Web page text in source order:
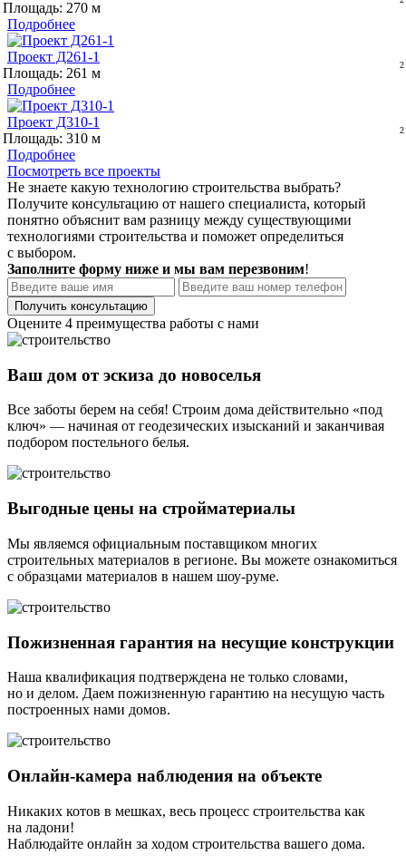
Площадь: 270
Подробнее
Проект Д261-1
Площадь: 261
Подробнее
Проект Д310-1
Площадь: 310
Подробнее
Посмотреть все проекты
Не знаете какую технологию строительства выбрать?
Получите консультацию от нашего специалиста, который
понятно объяснит вам разницу между существующими
технологиями строительства и поможет определиться
с выбором.
Заполните форму ниже и мы вам перезвоним!
Оцените 4 преимущества работы с нами
Ваш дом от эскиза до новоселья
Все заботы берем на себя! Строим дома действительно «под
ключ» — начиная от геодезических изысканий и заканчивая
подбором постельного белья.
Выгодные цены на стройматериалы
Мы являемся официальным поставщиком многих
строительных материалов в регионе. Вы можете ознакомиться
с образцами материалов в нашем шоу-руме.
Пожизненная гарантия на несущие конструкции
Наша квалификация подтверждена не только словами,
но и делом. Даем пожизненную гарантию на несущую часть
построенных нами домов.
Онлайн-камера наблюдения на объекте
Никаких котов в мешках, весь процесс строительства как
на ладони!
Наблюдайте онлайн за ходом строительства вашего дома.